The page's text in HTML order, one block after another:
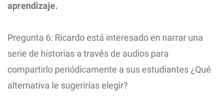
aprendizaje.
Pregunta 6: Ricardo está interesado en narrar una
serie de historias a través de audios para
compartirlo periódicamente a sus estudiantes ¿Qué
alternativa le sugerirías elegir?